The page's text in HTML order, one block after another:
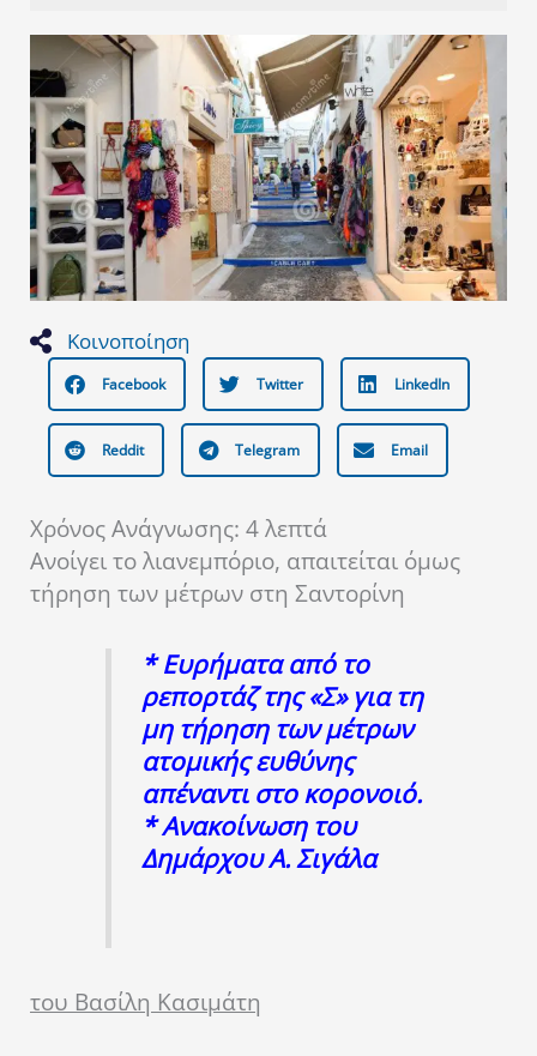
Κοινοποίηση
Facebook Twitter LinkedIn
Reddit Telegram Email
Χρόνος Ανάγνωσης: 4λεπτά
Ανοίγει το λιανεμπόριο, απαιτείται όμως
τήρηση των μέτρων στη Σαντορίνη
* Ευρήματα από το
ρεπορτάζ της «Σ» για τη
μη τήρηση των μέτρων
ατομικής ευθύνης
απέναντι στο κορονοιό.
* Ανακοίνωση του
Δημάρχου Α. Σιγάλα
του Βασίλη Κασιμάτη